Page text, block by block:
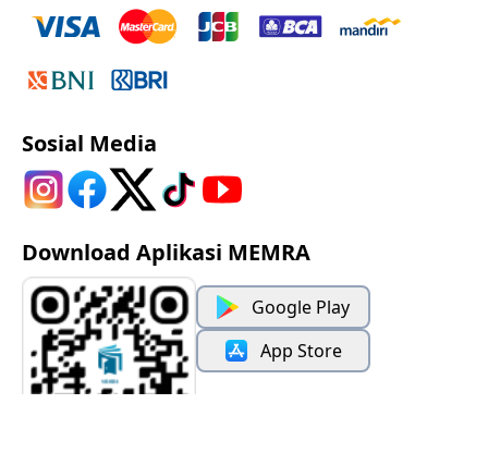
Sosial Media
Download Aplikasi MEMRA
Google Play
App Store